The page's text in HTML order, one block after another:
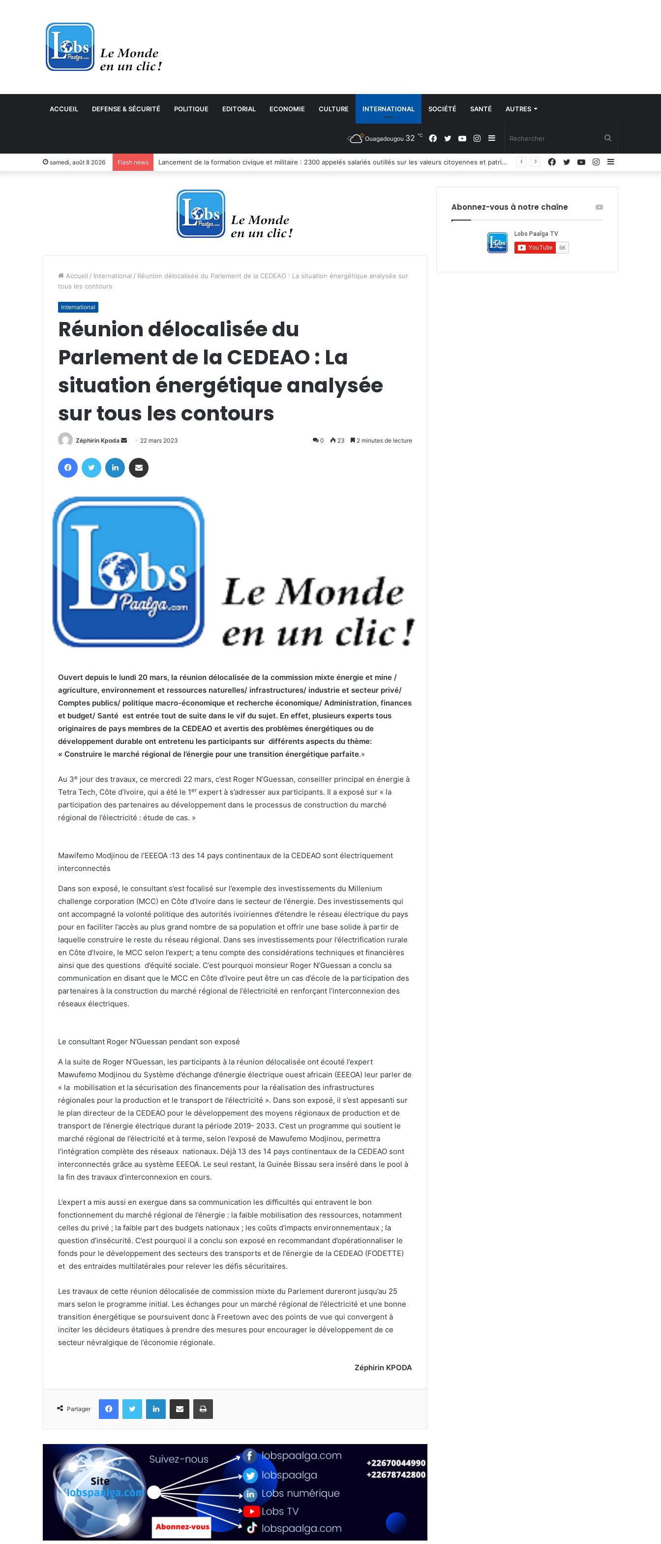
ACCUEIL DEFENSE & SÉCURITÉ POLITIQUE EDITORIAL ECONOMIE CULTURE INTERNATIONAL SOCIÉTÉ SANTÉ AUTRES
Sidebar
(barre
Instagram
YouTube
Twitter
Facebook
Ouagadougou 32 ℃
samedi, août 8 2026 Flash news Propos du Président nigérian sur la situation sécuritaire dans l’AES : le Burkina Faso, le Mali et le Niger expriment leur profond regret
Sidebar
Instagram
YouTube
Twitter
Facebook
Accueil / International / Réunion délocalisée du Parlement de la CEDEAO : La situation énergétique analysée sur
tous les contours
International
Réunion délocalisée du
Parlement de la CEDEAO : La
situation énergétique analysée
sur tous les contours
Zéphirin Kpoda
Envoyer
courriel
22 mars 2023 0 23 2 minutes de lecture
FacebookTwitter Linkedin
Ouvert depuis le lundi 20 mars, la réunion délocalisée de la commission mixte énergie et mine /
agriculture, environnement et ressources naturelles/ infrastructures/ industrie et secteur privé/
Comptes publics/ politique macro-économique et recherche économique/ Administration, finances
et budget/ Santé est entrée tout de suite dans le vif du sujet. En effet, plusieurs experts tous
originaires de pays membres de la CEDEAO et avertis des problèmes énergétiques ou de
développement durable ont entretenu les participants sur différents aspects du thème:
« Construire le marché régional de l’énergie pour une transition énergétique parfaite.»
Au 3e jour des travaux, ce mercredi 22 mars, c’est Roger N’Guessan, conseiller principal en énergie à
Tetra Tech, Côte d’Ivoire, qui a été le 1er expert à s’adresser aux participants. Il a exposé sur « la
participation des partenaires au développement dans le processus de construction du marché
régional de l’électricité : étude de cas. »
Mawifemo Modjinou de l’EEEOA :13 des 14 pays continentaux de la CEDEAO sont électriquement
interconnectés
Dans son exposé, le consultant s’est focalisé sur l’exemple des investissements du Millenium
challenge corporation (MCC) en Côte d’Ivoire dans le secteur de l’énergie. Des investissements qui
ont accompagné la volonté politique des autorités ivoiriennes d’étendre le réseau électrique du pays
pour en faciliter l’accès au plus grand nombre de sa population et offrir une base solide à partir de
laquelle construire le reste du réseau régional. Dans ses investissements pour l’électrification rurale
en Côte d’Ivoire, le MCC selon l’expert; a tenu compte des considérations techniques et financières
ainsi que des questions d’équité sociale. C’est pourquoi monsieur Roger N’Guessan a conclu sa
communication en disant que le MCC en Côte d’Ivoire peut être un cas d’école de la participation des
partenaires à la construction du marché régional de l’électricité en renforçant l’interconnexion des
réseaux électriques.
Le consultant Roger N’Guessan pendant son exposé
A la suite de Roger N’Guessan, les participants à la réunion délocalisée ont écouté l’expert
Mawufemo Modjinou du Système d’échange d’énergie électrique ouest africain (EEEOA) leur parler de
« la mobilisation et la sécurisation des financements pour la réalisation des infrastructures
régionales pour la production et le transport de l’électricité ». Dans son exposé, il s’est appesanti sur
le plan directeur de la CEDEAO pour le développement des moyens régionaux de production et de
transport de l’énergie électrique durant la période 2019- 2033. C’est un programme qui soutient le
marché régional de l’électricité et à terme, selon l’exposé de Mawufemo Modjinou, permettra
l’intégration complète des réseaux nationaux. Déjà 13 des 14 pays continentaux de la CEDEAO sont
interconnectés grâce au système EEEOA. Le seul restant, la Guinée Bissau sera inséré dans le pool à
la fin des travaux d’interconnexion en cours.
L’expert a mis aussi en exergue dans sa communication les difficultés qui entravent le bon
fonctionnement du marché régional de l’énergie : la faible mobilisation des ressources, notamment
celles du privé ; la faible part des budgets nationaux ; les coûts d’impacts environnementaux ; la
question d’insécurité. C’est pourquoi il a conclu son exposé en recommandant d’opérationnaliser le
fonds pour le développement des secteurs des transports et de l’énergie de la CEDEAO (FODETTE)
et des entraides multilatérales pour relever les défis sécuritaires.
Les travaux de cette réunion délocalisée de commission mixte du Parlement dureront jusqu’au 25
mars selon le programme initial. Les échanges pour un marché régional de l’électricité et une bonne
transition énergétique se poursuivent donc à Freetown avec des points de vue qui convergent à
inciter les décideurs étatiques à prendre des mesures pour encourager le développement de ce
secteur névralgique de l’économie régionale.
Zéphirin KPODA
Partager
FacebookTwitter LinkedinPartager par email Imprimer
Abonnez-vous à notre chaîne